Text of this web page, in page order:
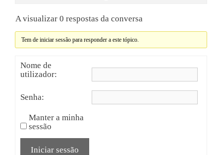
A visualizar 0 respostas da conversa
Tem de iniciar sessão para responder a este tópico.
Nome de
utilizador:
Senha:
Manter a minha
sessão
Iniciar sessão